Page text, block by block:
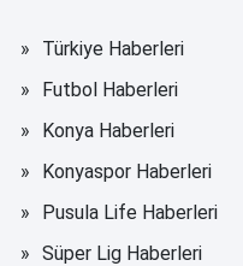
Türkiye Haberleri
Futbol Haberleri
Konya Haberleri
Konyaspor Haberleri
Pusula Life Haberleri
Süper Lig Haberleri